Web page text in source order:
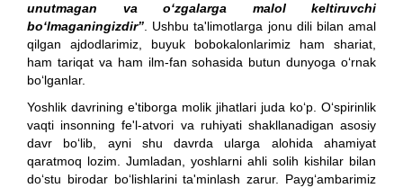
unutmagan va o‘zgalarga malol keltiruvchi
bo‘lmaganingizdir” . Ushbu ta'limotlarga jonu dili bilan amal
qilgan ajdodlarimiz, buyuk bobokalonlarimiz ham shariat,
ham tariqat va ham ilm-fan sohasida butun dunyoga o‘rnak
bo‘lganlar.
Yoshlik davrining e'tiborga molik jihatlari juda ko‘p. O‘spirinlik
vaqti insonning fe'l-atvori va ruhiyati shakllanadigan asosiy
davr bo‘lib, ayni shu davrda ularga alohida ahamiyat
qaratmoq lozim. Jumladan, yoshlarni ahli solih kishilar bilan
do‘stu birodar bo‘lishlarini ta'minlash zarur. Payg‘ambarimiz